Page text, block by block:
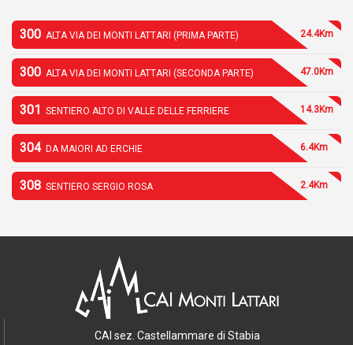
300 ALTA VIA DEI MONTI LATTARI (PRIMA PARTE) 24.4Km
300 ALTA VIA DEI MONTI LATTARI (SECONDA PARTE) 47.0Km
301 SENTIERO ALTO DI VALLE DELLE FERRIERE 14.3Km
304 DA MAIORI AD ERCHIE 6.4Km
308 SENTIERO SERGIO ROSA 2.4Km
CAI sez. Castellammare di Stabia